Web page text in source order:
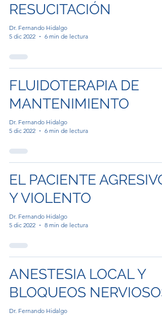
RESUCITACIÓN
Dr. Fernando Hidalgo
5 dic 2022
6 min de lectura
FLUIDOTERAPIA DE
MANTENIMIENTO
Dr. Fernando Hidalgo
5 dic 2022
6 min de lectura
EL PACIENTE AGRESIVO
Y VIOLENTO
Dr. Fernando Hidalgo
5 dic 2022
8 min de lectura
ANESTESIA LOCAL Y
BLOQUEOS NERVIOSOS
Dr. Fernando Hidalgo